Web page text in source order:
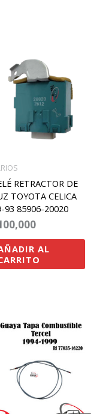
RETRACTOR DE
TOYOTA CELICA
93 85906-20020
AL